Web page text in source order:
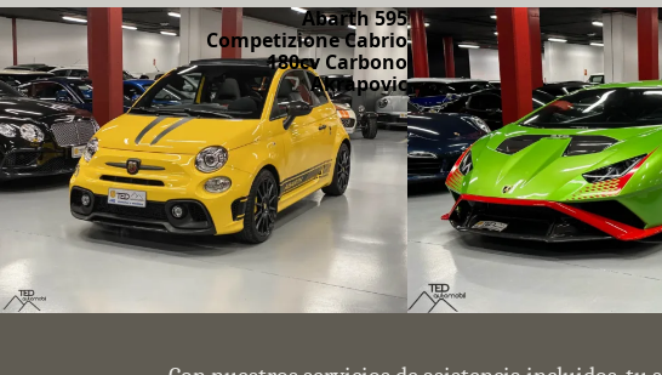
Abarth 595
Competizione Cabrio
180cv Carbono
Akrapovic